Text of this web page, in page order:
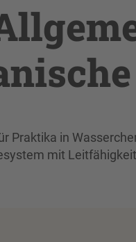
Praktika in
mit